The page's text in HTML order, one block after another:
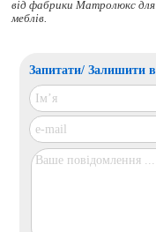
від фабрики Матролюкс для
меблів.
Запитати/ Залишити